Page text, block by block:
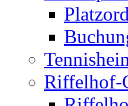
Riffelhof-